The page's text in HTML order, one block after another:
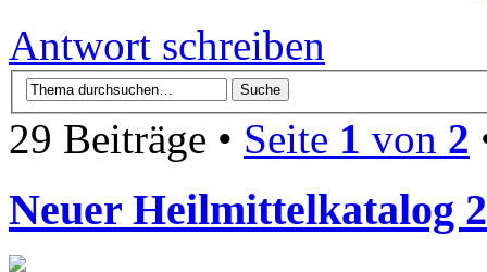
Antwort schreiben
29 Beiträge • Seite 1 von 2
Neuer Heilmittelkatalog